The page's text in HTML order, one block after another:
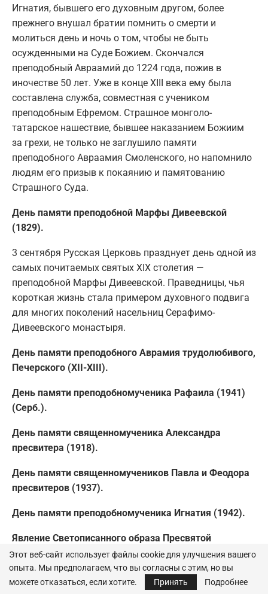
Игнатия, бывшего его духовным другом, более
прежнего внушал братии помнить о смерти и
молиться день и ночь о том, чтобы не быть
осужденными на Суде Божием. Скончался
преподобный Авраамий до 1224 года, пожив в
иночестве 50 лет. Уже в конце ХIII века ему была
составлена служба, совместная с учеником
преподобным Ефремом. Страшное монголо-
татарское нашествие, бывшее наказанием Божиим
за грехи, не только не заглушило памяти
преподобного Авраамия Смоленского, но напомнило
людям его призыв к покаянию и памятованию
Страшного Суда.
День памяти преподобной Марфы Дивеевской
(1829).
3 сентября Русская Церковь празднует день одной из
самых почитаемых святых XIX столетия —
преподобной Марфы Дивеевской. Праведницы, чья
короткая жизнь стала примером духовного подвига
для многих поколений насельниц Серафимо-
Дивеевского монастыря.
День памяти преподобного Аврамия трудолюбивого,
Печерского (XII-XIII).
День памяти преподобномученика Рафаила (1941)
(Серб.).
День памяти священномученика Александра
пресвитера (1918).
День памяти священномучеников Павла и Феодора
пресвитеров (1937).
День памяти преподобномученика Игнатия (1942).
Явление Светописанного образа Пресвятой
Богородицы в Русском на Афоне Свято-
Пантелеимоновом монастыре (1903).
Этот веб-сайт использует файлы cookie для улучшения вашего
опыта. Мы предполагаем, что вы согласны с этим, но вы
можете отказаться, если хотите.
Принять Подробнее